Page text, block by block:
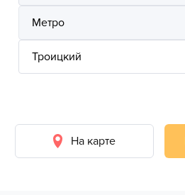
На карте